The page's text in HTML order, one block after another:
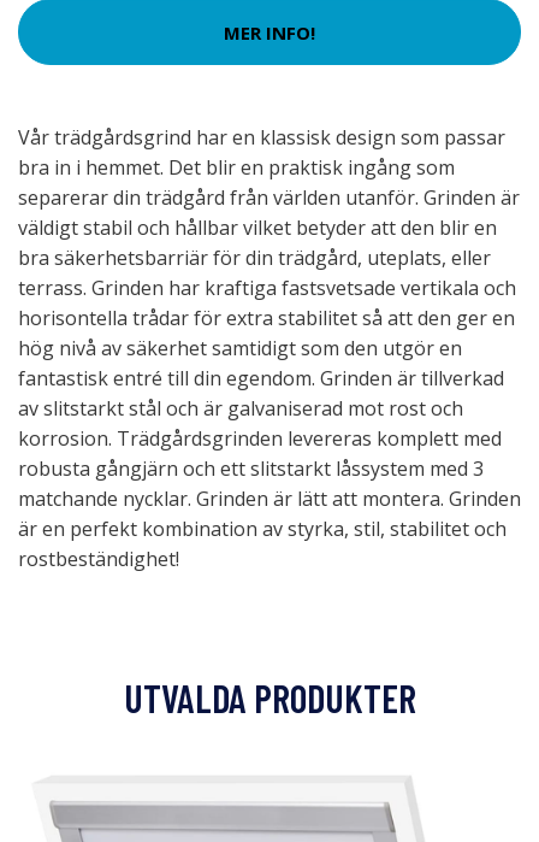
MER INFO!
Vår trädgårdsgrind har en klassisk design som passar
bra in i hemmet. Det blir en praktisk ingång som
separerar din trädgård från världen utanför. Grinden är
väldigt stabil och hållbar vilket betyder att den blir en
bra säkerhetsbarriär för din trädgård, uteplats, eller
terrass. Grinden har kraftiga fastsvetsade vertikala och
horisontella trådar för extra stabilitet så att den ger en
hög nivå av säkerhet samtidigt som den utgör en
fantastisk entré till din egendom. Grinden är tillverkad
av slitstarkt stål och är galvaniserad mot rost och
korrosion. Trädgårdsgrinden levereras komplett med
robusta gångjärn och ett slitstarkt låssystem med 3
matchande nycklar. Grinden är lätt att montera. Grinden
är en perfekt kombination av styrka, stil, stabilitet och
rostbeständighet!
UTVALDA PRODUKTER